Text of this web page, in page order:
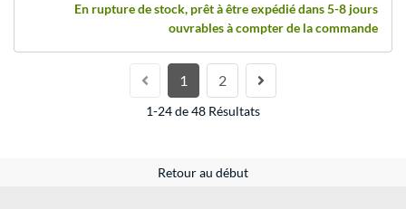
En rupture de stock, prêt à être expédié dans 5-8 jours
ouvrables à compter de la commande
1 2
1-24 de 48 Résultats
Retour au début